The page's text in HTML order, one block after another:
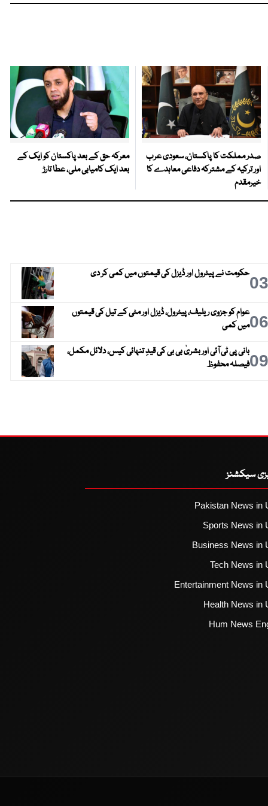
صدر مملکت کا پاکستان، سعودی عرب
اور ترکیہ کے مشترکہ دفاعی معاہدے کا
خیرمقدم
معرکہ حق کے بعد پاکستان کو ایک کے
بعد ایک کامیابی ملی، عطا تارڑ
03حکومت نے پیٹرول اور ڈیزل کی قیمتوں میں کمی کر دی
06عوام کو جزوی ریلیف، پیٹرول، ڈیزل اور مٹی کے تیل کی قیمتوں
میں کمی
09بانی پی ٹی آئی اور بشریٰ بی بی کی قیدِ تنہائی کیس، دلائل مکمل،
فیصلہ محفوظ
سیکشنز
Pakistan News in
Sports News in
Business News in
Tech News in
Entertainment News in
Health News in
Hum News